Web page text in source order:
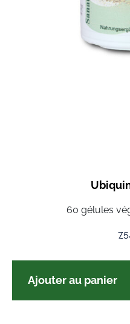
60 gélules
Ajouter au panier